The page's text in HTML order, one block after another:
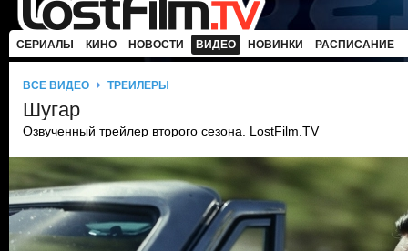
СЕРИАЛЫ КИНО НОВОСТИ ВИДЕО НОВИНКИ РАСПИСАНИЕ
ВСЕ ВИДЕО ТРЕЙЛЕРЫ
Шугар
Озвученный трейлер второго сезона. LostFilm.TV